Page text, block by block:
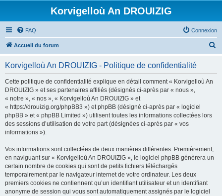
Korvigelloù An DROUIZIG
FAQ Connexion
Accueil du forum
Korvigelloù An DROUIZIG - Politique de confidentialité
Cette politique de confidentialité explique en détail comment « Korvigelloù An
DROUIZIG » et ses partenaires affiliés (désignés ci-après par « nous »,
« notre », « nos », « Korvigelloù An DROUIZIG » et
« https://drouizig.org/phpBB3 ») et phpBB (désigné ci-après par « logiciel
phpBB » et « phpBB Limited ») utilisent toutes les informations collectées lors
des sessions d’utilisation de votre part (désignées ci-après par « vos
informations »).
Vos informations sont collectées de deux manières différentes. Premièrement,
en naviguant sur « Korvigelloù An DROUIZIG », le logiciel phpBB génèrera un
certain nombre de cookies qui sont de petits fichiers téléchargés
temporairement par le navigateur internet de votre ordinateur. Les deux
premiers cookies ne contiennent qu’un identifiant utilisateur et un identifiant
anonyme de session qui vous sont automatiquement assignés par le logiciel